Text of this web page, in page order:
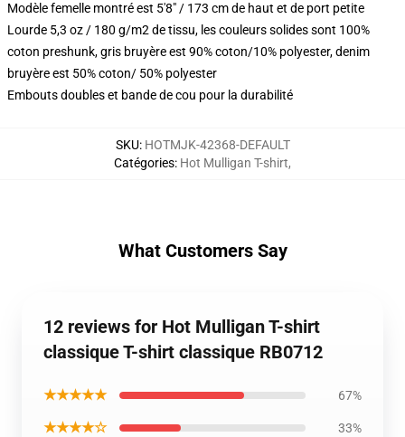
Modèle femelle montré est 5'8" / 173 cm de haut et de port petite
Lourde 5,3 oz / 180 g/m2 de tissu, les couleurs solides sont 100%
coton preshunk, gris bruyère est 90% coton/10% polyester, denim
bruyère est 50% coton/ 50% polyester
Embouts doubles et bande de cou pour la durabilité
SKU: HOTMJK-42368-DEFAULT
Catégories: Hot Mulligan T-shirt,
What Customers Say
12 reviews for Hot Mulligan T-shirt
classique T-shirt classique RB0712
★★★★★ 67%
★★★★☆ 33%